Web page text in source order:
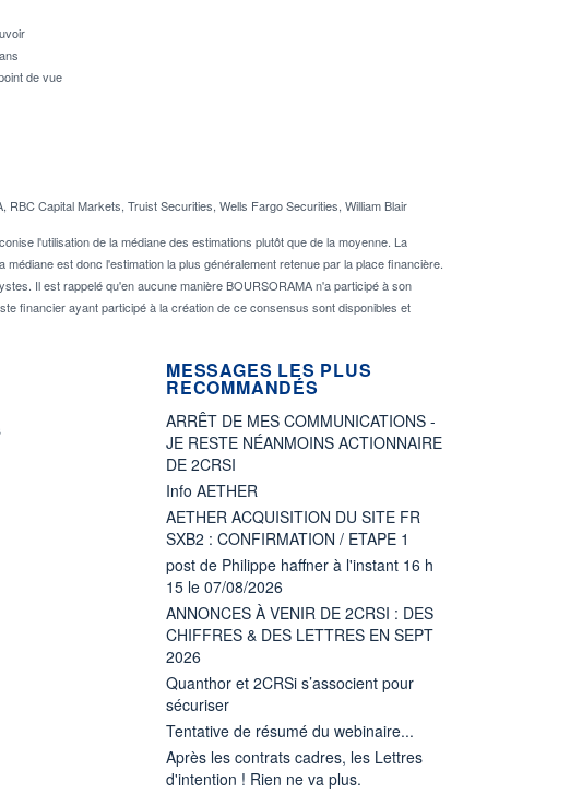
de vue
Capital Markets, Truist Securities, Wells Fargo Securities, William Blair
l'utilisation de la médiane des estimations plutôt que de la moyenne. La
est donc l'estimation la plus généralement retenue par la place financière.
Il est rappelé qu'en aucune manière BOURSORAMA n'a participé à son
financier ayant participé à la création de ce consensus sont disponibles et
MESSAGES LES PLUS
RECOMMANDÉS
ARRÊT DE MES COMMUNICATIONS -
JE RESTE NÉANMOINS ACTIONNAIRE
DE 2CRSI
Info AETHER
AETHER ACQUISITION DU SITE FR
SXB2 : CONFIRMATION / ETAPE 1
post de Philippe haffner à l'instant 16 h
15 le 07/08/2026
ANNONCES À VENIR DE 2CRSI : DES
CHIFFRES & DES LETTRES EN SEPT
2026
Quanthor et 2CRSi s’associent pour
sécuriser
Tentative de résumé du webinaire...
Après les contrats cadres, les Lettres
d'intention ! Rien ne va plus.